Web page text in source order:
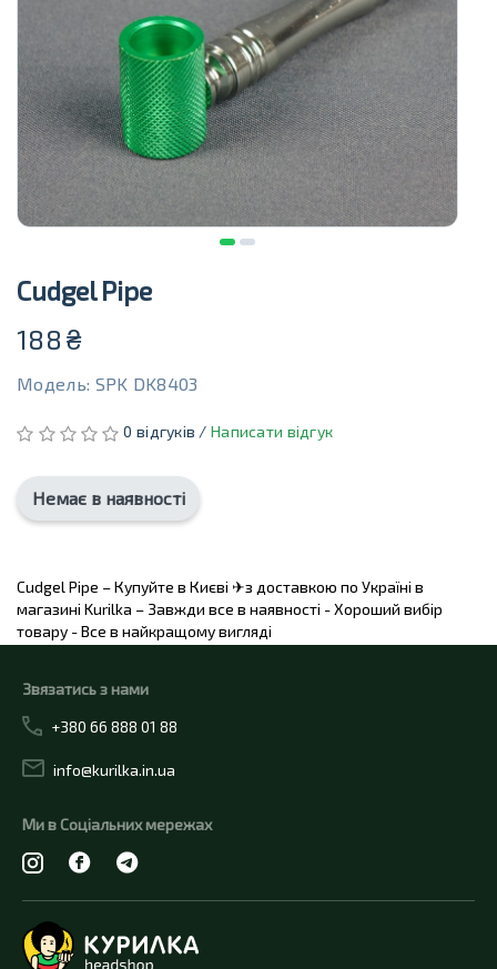
Cudgel Pipe
188 ₴
Модель: SPK DK8403
0 відгуків /Написати відгук
Немає в наявності
Cudgel Pipe – Купуйте в Києві ✈з доставкою по Україні в
магазині Kurilka – Завжди все в наявності - Хороший вибір
товару - Все в найкращому вигляді
Звязатись з нами
+380 66 888 01 88
info@kurilka.in.ua
Ми в Соціальних мережах